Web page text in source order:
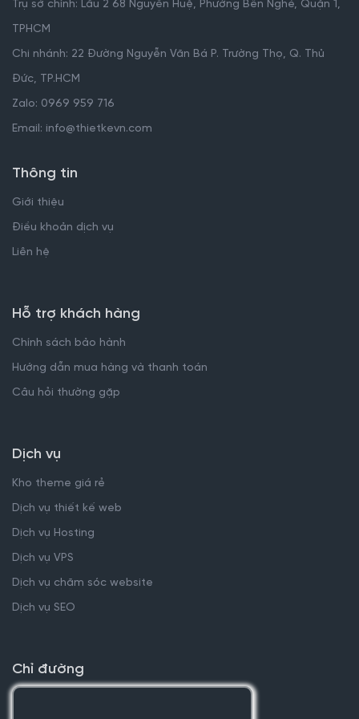
Trụ sở chính: Lầu 2 68 Nguyễn Huệ, Phường Bến Nghé, Quận 1,
TPHCM
Chi nhánh: 22 Đường Nguyễn Văn Bá P. Trường Thọ, Q. Thủ
Đức, TP.HCM
Zalo: 0969 959 716
Email: info@thietkevn.com
Thông tin
Giới thiệu
Điều khoản dịch vụ
Liên hệ
Hỗ trợ khách hàng
Chính sách bảo hành
Hướng dẫn mua hàng và thanh toán
Câu hỏi thường gặp
Dịch vụ
Kho theme giá rẻ
Dịch vụ thiết kế web
Dịch vụ Hosting
Dịch vụ VPS
Dịch vụ chăm sóc website
Dịch vụ SEO
Chỉ đường